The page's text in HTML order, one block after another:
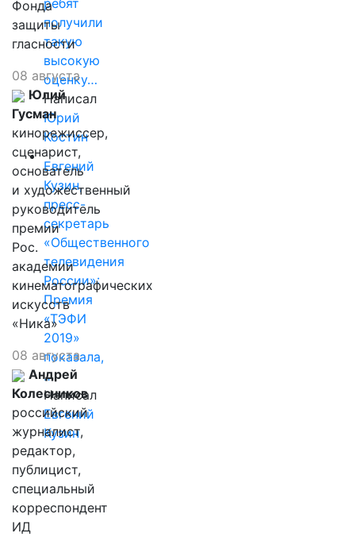
получили
такую
высокую
оценку…
Написал
Юрий
Костин
Евгений
Кузин,
пресс-
секретарь
«Общественного
телевидения
России»:
Премия
«ТЭФИ
2019»
показала,
…
Написал
Евгений
Кузин
Фонда
защиты
гласности
08 августа
Юлий
Гусман
кинорежиссер,
сценарист,
основатель
и художественный
руководитель
премии
Рос.
академии
кинематографических
искусств
«Ника»
08 августа
Андрей
Колесников
российский
журналист,
редактор,
публицист,
специальный
корреспондент
ИД